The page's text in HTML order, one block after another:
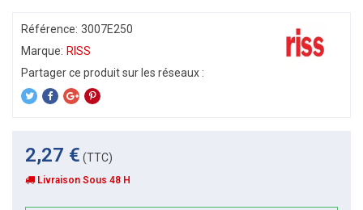
Référence: 3007E250
Marque: RISS
2,27 € (TTC)
Livraison Sous 48 H